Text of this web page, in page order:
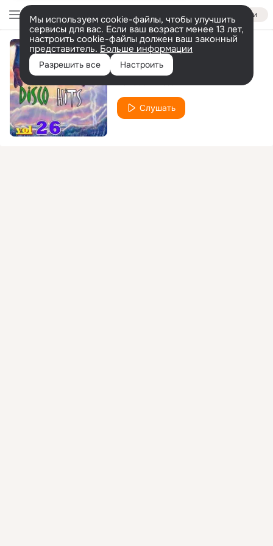
Войти
Мы используем cookie-файлы, чтобы улучшить
сервисы для вас. Если ваш возраст менее 13 лет,
настроить cookie-файлы должен ваш законный
представитель. Больше информации
Разрешить все Настроить
Mega Mix
Слушать